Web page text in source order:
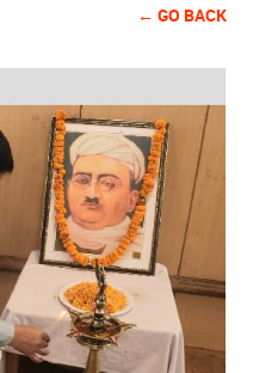
← GO BACK